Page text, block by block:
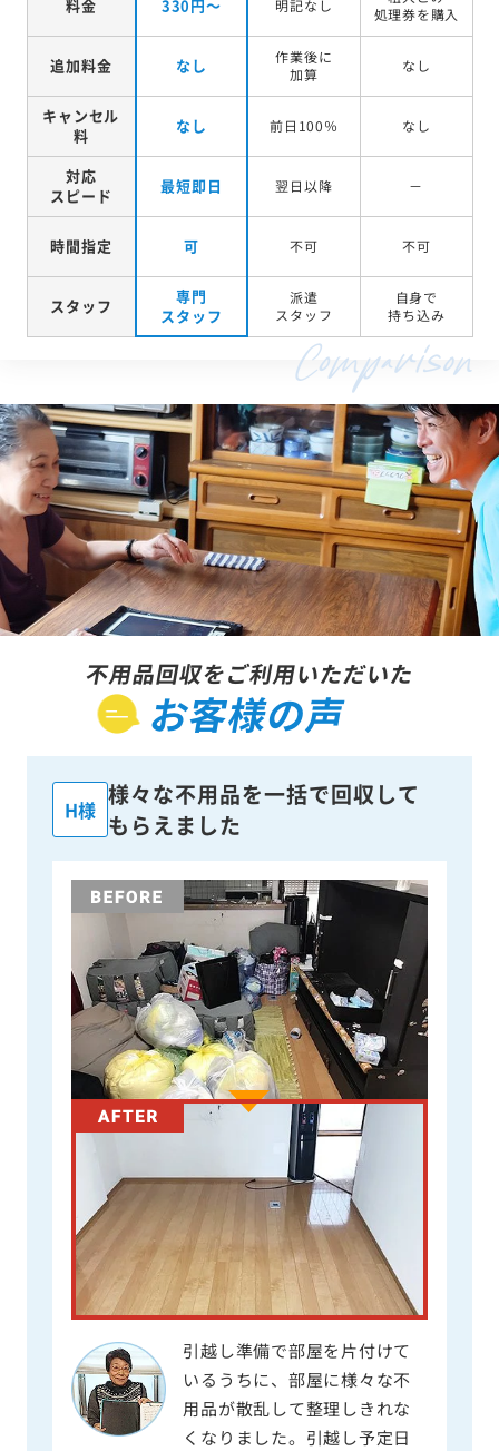
料金 330円～ 明記なし
処理券を購入
追加料金 なし
作業後に
加算
なし
キャンセル
料
なし 前日100％ なし
対応
スピード
最短即日 翌日以降 －
時間指定 可 不可 不可
スタッフ
専門
スタッフ
派遣
スタッフ
自身で
持ち込み
不用品回収をご利用いただいた
お客様の声
H様
様々な不用品を一括で回収して
もらえました
引越し準備で部屋を片付けて
いるうちに、部屋に様々な不
用品が散乱して整理しきれな
くなりました。引越し予定日